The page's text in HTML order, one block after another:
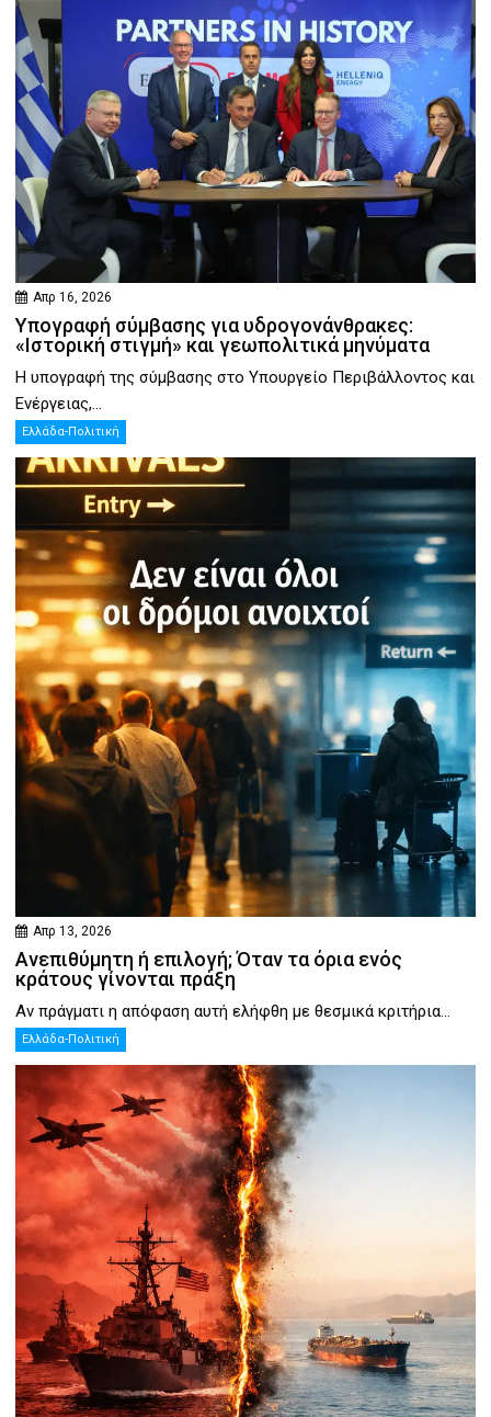
Απρ 16, 2026
Υπογραφή σύμβασης για υδρογονάνθρακες:
«Ιστορική στιγμή» και γεωπολιτικά μηνύματα
Η υπογραφή της σύμβασης στο Υπουργείο Περιβάλλοντος και
Ενέργειας,...
Ελλάδα-Πολιτική
Απρ 13, 2026
Ανεπιθύμητη ή επιλογή; Όταν τα όρια ενός
κράτους γίνονται πράξη
Αν πράγματι η απόφαση αυτή ελήφθη με θεσμικά κριτήρια...
Ελλάδα-Πολιτική